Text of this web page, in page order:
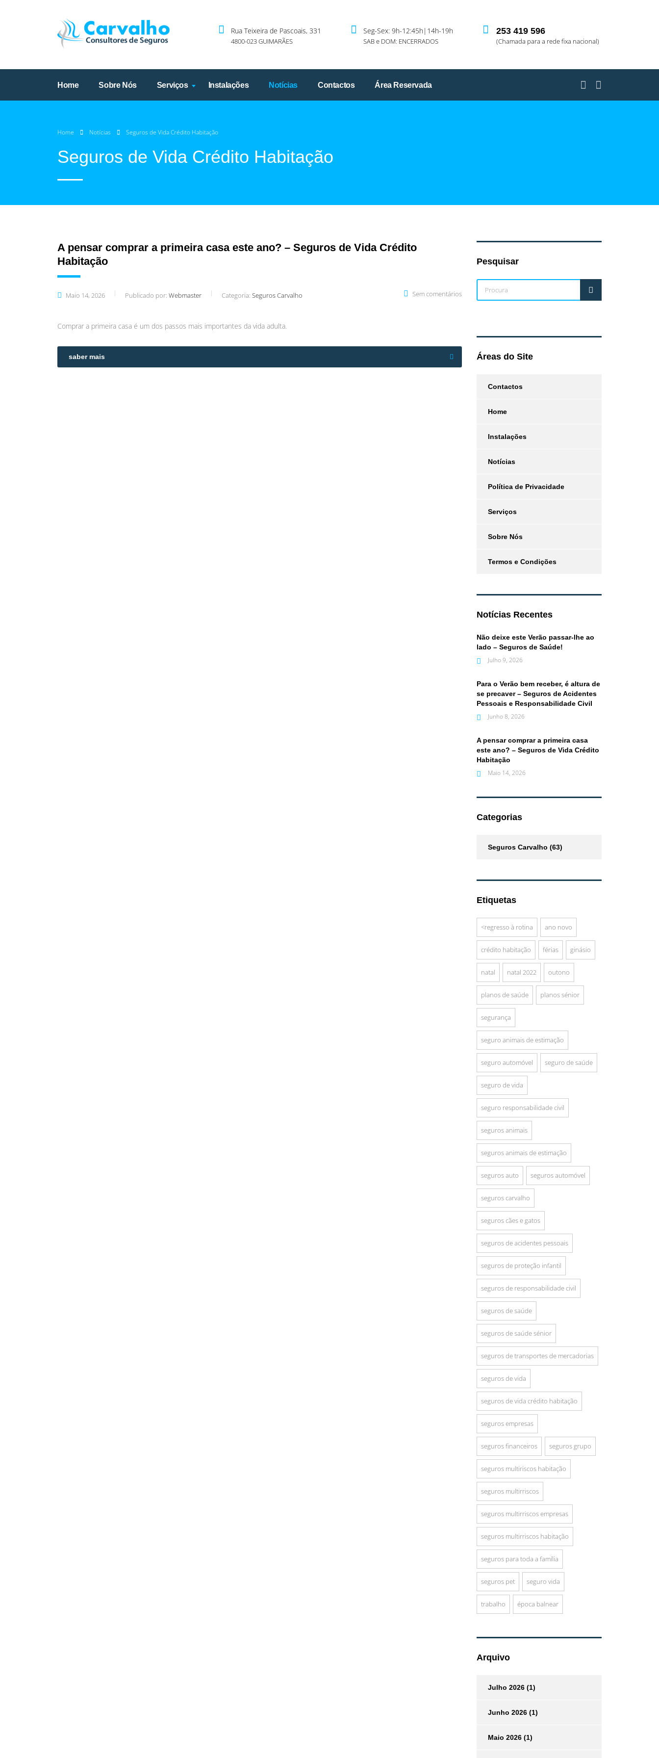
253 419 596
(Chamada para a rede fixa nacional)
Seg-Sex: 9h-12:45h|14h-19h
SAB e DOM: ENCERRADOS
Rua Teixeira de Pascoais, 331
4800-023 GUIMARÃES
Home Sobre Nós Serviços Instalações Notícias Contactos Área Reservada
Home Notícias Seguros de Vida Crédito Habitação
Seguros de Vida Crédito Habitação
A pensar comprar a primeira casa este ano? – Seguros de Vida Crédito
Habitação
Maio 14, 2026 Publicado por: Webmaster Categoria: Seguros Carvalho Sem comentários
Comprar a primeira casa é um dos passos mais importantes da vida adulta.
saber mais
Pesquisar
Áreas do Site
Contactos
Home
Instalações
Notícias
Política de Privacidade
Serviços
Sobre Nós
Termos e Condições
Notícias Recentes
Não deixe este Verão passar-lhe ao
lado – Seguros de Saúde!
Julho 9, 2026
Para o Verão bem receber, é altura de
se precaver – Seguros de Acidentes
Pessoais e Responsabilidade Civil
Junho 8, 2026
A pensar comprar a primeira casa
este ano? – Seguros de Vida Crédito
Habitação
Maio 14, 2026
Categorias
Seguros Carvalho (63)
Etiquetas
<regresso à rotina ano novo
crédito habitação férias ginásio
natal natal 2022 outono
planos de saúde planos sénior
segurança
seguro animais de estimação
seguro automóvel seguro de saúde
seguro de vida
seguro responsabilidade civil
seguros animais
seguros animais de estimação
seguros auto seguros automóvel
seguros carvalho
seguros cães e gatos
seguros de acidentes pessoais
seguros de proteção infantil
seguros de responsabilidade civil
seguros de saúde
seguros de saúde sénior
seguros de transportes de mercadorias
seguros de vida
seguros de vida crédito habitação
seguros empresas
seguros financeiros seguros grupo
seguros multiriscos habitação
seguros multirriscos
seguros multirriscos empresas
seguros multirriscos habitação
seguros para toda a família
seguros pet seguro vida
trabalho época balnear
Arquivo
Julho 2026 (1)
Junho 2026 (1)
Maio 2026 (1)